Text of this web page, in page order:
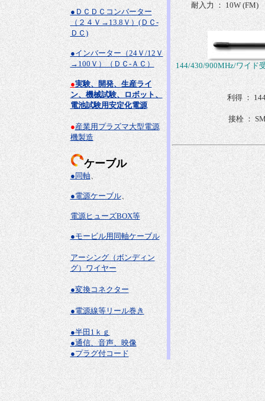
●ＤＣＤＣコンバーター
（２４Ｖ→13.8Ｖ）(ＤＣ-
ＤＣ)
●インバーター（24Ｖ/12Ｖ
→100Ｖ）（ＤＣ-ＡＣ）
●実験、開発、生産ライ
ン、機械試験、ロボット、
電池試験用安定化電源
●産業用プラズマ大型電源
機製造
ケーブル
●同軸、
●電源ケーブル、
電源ヒューズBOX等
●モービル用同軸ケーブル
アーシング（ボンディン
グ）ワイヤー
●変換コネクター
●電源線等リール巻き
●半田1ｋｇ
●通信、音声、映像
●プラグ付コード
耐入力 ： 10W
144/430/900MHz/ワイ
利得 ：
接栓 ：